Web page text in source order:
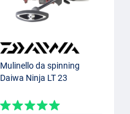
Mulinello da spinning
Daiwa Ninja LT 23